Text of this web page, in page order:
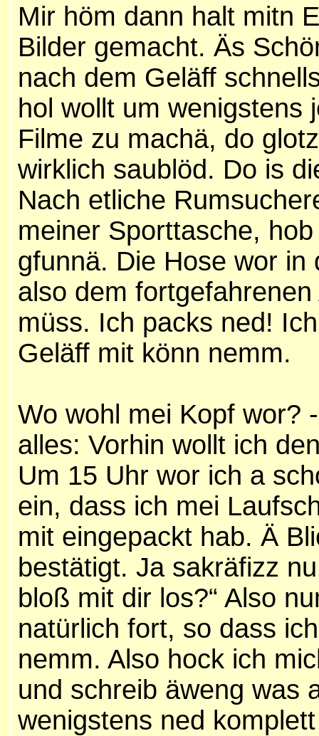
Mir höm dann halt mitn
Bilder gemacht. Äs
nach dem Geläff
hol wollt um wenigstens
Filme zu machä, do
wirklich saublöd. Do is
Nach etliche
meiner Sporttasche,
gfunnä. Die Hose wor
also dem
müss. Ich packs ned!
Geläff mit könn nemm.
Wo wohl mei Kopf wor?
alles: Vorhin wollt ich
Um 15 Uhr wor ich a
ein, dass ich mei
mit eingepackt hab. Ä
bestätigt. Ja sakräfizz
bloß mit dir los?“ Also
natürlich fort, so dass
nemm. Also hock ich
und schreib äweng was
wenigstens ned